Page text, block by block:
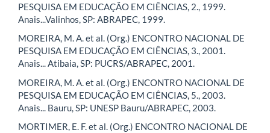
PESQUISA EM EDUCAÇÃO EM CIÊNCIAS, 2., 1999.
Anais...Valinhos, SP: ABRAPEC, 1999.
MOREIRA, M. A. et al. (Org.) ENCONTRO NACIONAL DE
PESQUISA EM EDUCAÇÃO EM CIÊNCIAS, 3., 2001.
Anais... Atibaia, SP: PUCRS/ABRAPEC, 2001.
MOREIRA, M. A. et al. (Org.) ENCONTRO NACIONAL DE
PESQUISA EM EDUCAÇÃO EM CIÊNCIAS, 5., 2003.
Anais... Bauru, SP: UNESP Bauru/ABRAPEC, 2003.
MORTIMER, E. F. et al. (Org.) ENCONTRO NACIONAL DE